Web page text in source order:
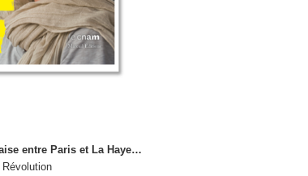
entre Paris et La Haye…